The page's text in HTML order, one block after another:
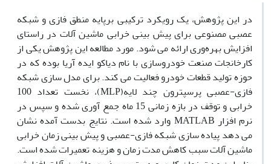
در این پژوهش، یک رویکرد ترکیبی برپایه منطق فازی و شبکه
عصبی مصنوعی برای پیش بینی خرابی ماشین آلات در راستای
افزایش بهره‌وری ارائه می شود. مورد مطالعه این پژوهش یکی از
کارخانجات صنعت خودروسازی با نام دیاکو ایده آریا بوده که در
حوزه تولید قطعات خودرو فعالیت می کند. برای مدل سازی شبکه
فازی-عصبی پرسپترون چند لایه(MLP)، نخست تعداد 100
خرابی و توقف در بازه زمانی 15 ماه جمع آوری شده و سپس در
نرم افزار MATLAB وارد شده است. نتایج بدست آمده نشان
می دهد پیاده سازی شبکه فازی-عصبی و پیش بینی زمان خرابی
ماشین آلات سبب کاهش مدت زمان و هزینه تعمیرات شده است.